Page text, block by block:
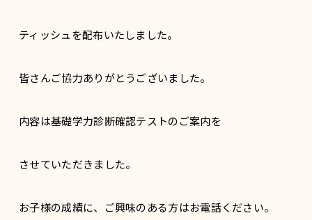
ティッシュを配布いたしました。
皆さんご協力ありがとうございました。
内容は基礎学力診断確認テストのご案内を
させていただきました。
お子様の成績に、ご興味のある方はお電話ください。